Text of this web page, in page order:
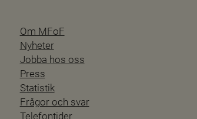
Om MFoF
Nyheter
Jobba hos oss
Press
Statistik
Frågor och svar
Telefontider